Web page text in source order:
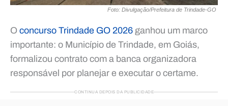
Foto: Divulgação/Prefeitura de Trindade-GO
O concurso Trindade GO 2026 ganhou um marco
importante: o Município de Trindade, em Goiás,
formalizou contrato com a banca organizadora
responsável por planejar e executar o certame.
CONTINUA DEPOIS DA PUBLICIDADE